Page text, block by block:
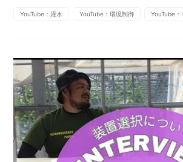
YouTube：灌水 YouTube：環境制御 YouTube：